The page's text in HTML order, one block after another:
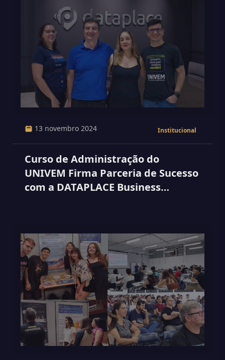
13 novembro 2024 Institucional
Curso de Administração do
UNIVEM Firma Parceria de Sucesso
com a DATAPLACE Business